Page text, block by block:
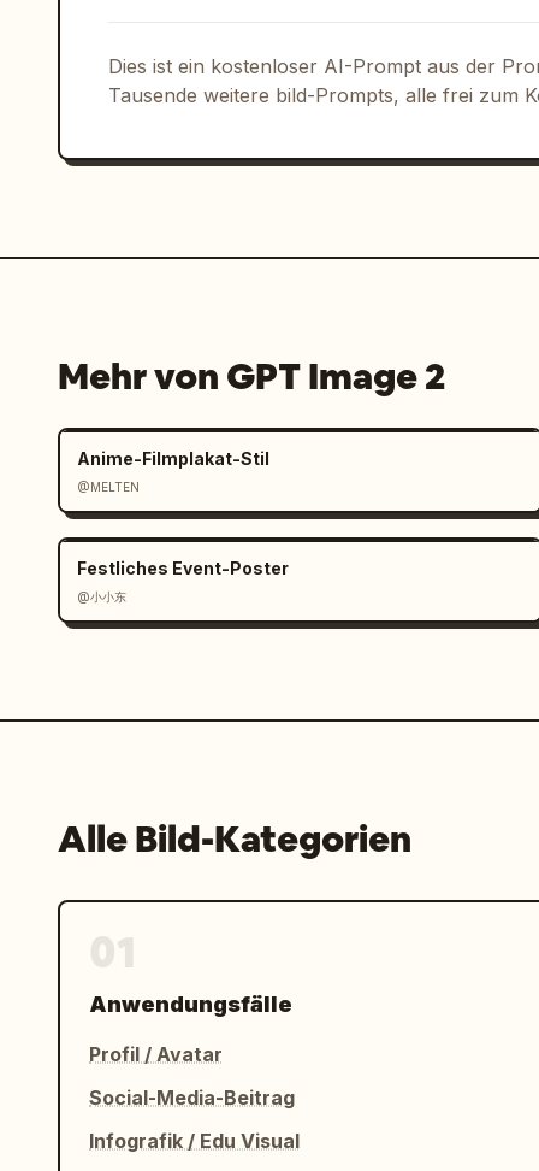
Weiß bis sehr dunklem
Typografie, poliertes Design-System-
Dies ist ein kostenloser AI-Prompt aus der
Tausende weitere bild-Prompts, alle frei zum
Mehr von GPT Image 2
Anime-Filmplakat-Stil
@MELTEN
Festliches Event-Poster
@小小东
Alle Bild-Kategorien
Anwendungsfälle
Profil / Avatar
Social-Media-Beitrag
Infografik / Edu Visual